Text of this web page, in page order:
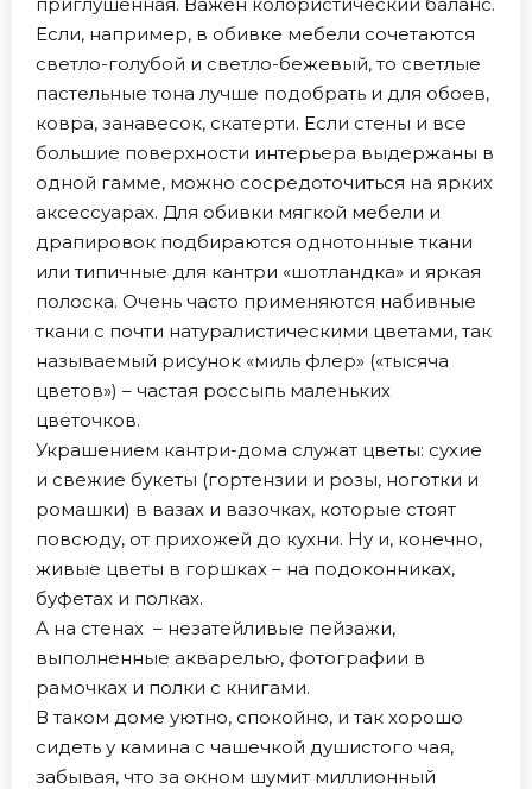
Если, например, в обивке мебели сочетаются
светло-голубой и светло-бежевый, то светлые
пастельные тона лучше подобрать и для обоев,
ковра, занавесок, скатерти. Если стены и все
большие поверхности интерьера выдержаны в
одной гамме, можно сосредоточиться на ярких
аксессуарах. Для обивки мягкой мебели и
драпировок подбираются однотонные ткани
или типичные для кантри «шотландка» и яркая
полоска. Очень часто применяются набивные
ткани с почти натуралистическими цветами, так
называемый рисунок «миль флер» («тысяча
цветов») – частая россыпь маленьких
цветочков.
Украшением кантри-дома служат цветы: сухие
и свежие букеты (гортензии и розы, ноготки и
ромашки) в вазах и вазочках, которые стоят
повсюду, от прихожей до кухни. Ну и, конечно,
живые цветы в горшках – на подоконниках,
буфетах и полках.
А на стенах – незатейливые пейзажи,
выполненные акварелью, фотографии в
рамочках и полки с книгами.
В таком доме уютно, спокойно, и так хорошо
сидеть у камина с чашечкой душистого чая,
забывая, что за окном шумит миллионный